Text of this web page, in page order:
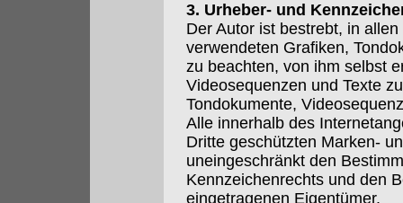
3. Urheber- und
Der Autor ist bestrebt, in
verwendeten Grafiken,
zu beachten, von ihm selbst
Videosequenzen und Texte
Tondokumente,
Alle innerhalb des
Dritte geschützten Marken-
uneingeschränkt den
Kennzeichenrechts und den
eingetragenen Eigentümer.